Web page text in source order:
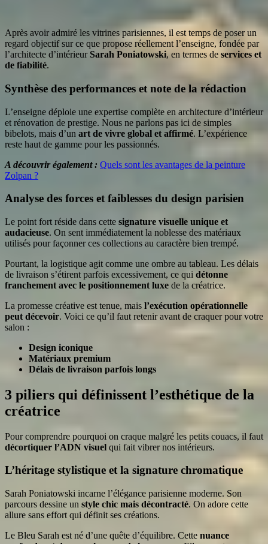
Après avoir admiré les vitrines parisiennes, il est temps de poser un
regard objectif sur ce que propose réellement l’enseigne, fondée par
l’architecte d’intérieurSarah Poniatowski, en termes de services et
de fiabilité.
Synthèse des performances et note de la rédaction
L’enseigne déploie une expertise complète en architecture d’intérieur
et rénovation de prestige. Nous ne parlons pas ici de simples
bibelots, mais d’un art de vivre global et affirmé. L’expérience
reste haut de gamme pour les passionnés.
A découvrir également : Quels sont les avantages de la peinture
Zolpan ?
Analyse des forces et faiblesses du design parisien
Le point fort réside dans cette signature visuelle unique et
audacieuse. On sent immédiatement la noblesse des matériaux
utilisés pour façonner ces collections au caractère bien trempé.
Pourtant, la logistique agit comme une ombre au tableau. Les délais
de livraison s’étirent parfois excessivement, ce qui détonne
franchement avec le positionnement luxe de la créatrice.
La promesse créative est tenue, mais l’exécution opérationnelle
peut décevoir. Voici ce qu’il faut retenir avant de craquer pour votre
salon :
Design iconique
Matériaux premium
Délais de livraison parfois longs
3 piliers qui définissent l’esthétique de la
créatrice
Pour comprendre pourquoi on craque malgré les petits couacs, il faut
décortiquer l’ADN visuel qui fait vibrer nos intérieurs.
L’héritage stylistique et la signature chromatique
Sarah Poniatowski incarne l’élégance parisienne moderne. Son
parcours dessine un style chic mais décontracté. On adore cette
allure sans effort qui définit ses créations.
Le Bleu Sarah est né d’une quête d’équilibre. Cette nuance